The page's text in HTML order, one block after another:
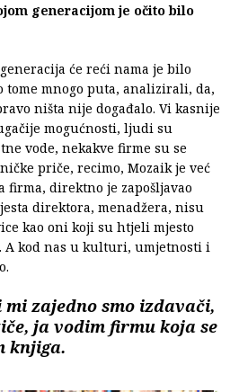
generacijom je očito bilo
će reći nama je bilo
tome mnogo puta, analizirali, da,
ništa nije događalo. Vi kasnije
mogućnosti, ljudi su
vode, nekakve firme su se
priče, recimo, Mozaik je već
firma, direktno je zapošljavao
direktora, menadžera, nisu
kao oni koji su htjeli mjesto
A kod nas u kulturi, umjetnosti i
mi zajedno smo izdavači,
ja vodim firmu koja se
knjiga.